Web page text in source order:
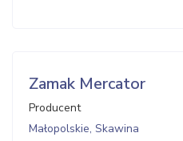
Zamak Mercator
Producent
Małopolskie, Skawina